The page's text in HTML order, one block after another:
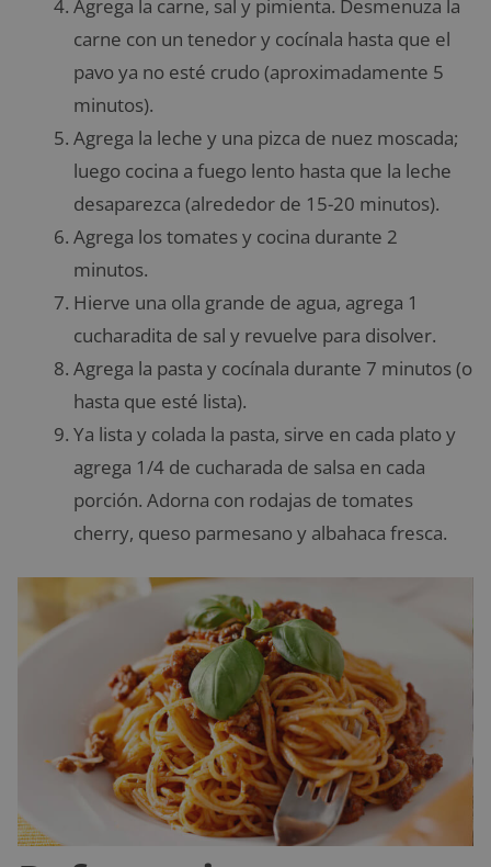
Agrega la carne, sal y pimienta. Desmenuza la
carne con un tenedor y cocínala hasta que el
pavo ya no esté crudo (aproximadamente 5
minutos).
Agrega la leche y una pizca de nuez moscada;
luego cocina a fuego lento hasta que la leche
desaparezca (alrededor de 15-20 minutos).
Agrega los tomates y cocina durante 2
minutos.
Hierve una olla grande de agua, agrega 1
cucharadita de sal y revuelve para disolver.
Agrega la pasta y cocínala durante 7 minutos (o
hasta que esté lista).
Ya lista y colada la pasta, sirve en cada plato y
agrega 1/4 de cucharada de salsa en cada
porción. Adorna con rodajas de tomates
cherry, queso parmesano y albahaca fresca.